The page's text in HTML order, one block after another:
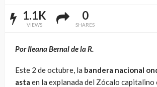
1.1K
VIEWS
0
SHARES
Por Ileana Bernal de la R.
Este 2 de octubre, la bandera nacional
asta en la explanada del Zócalo capitalino